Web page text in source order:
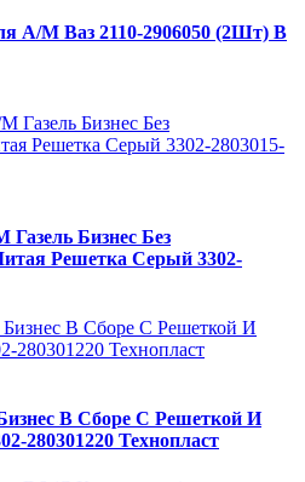
А/М Ваз 2110-2906050 (2Шт) В
Бизнес Без
Решетка Серый 3302-
В Сборе С Решеткой И
280301220 Технопласт